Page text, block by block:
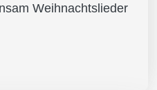
Weihnachtslieder